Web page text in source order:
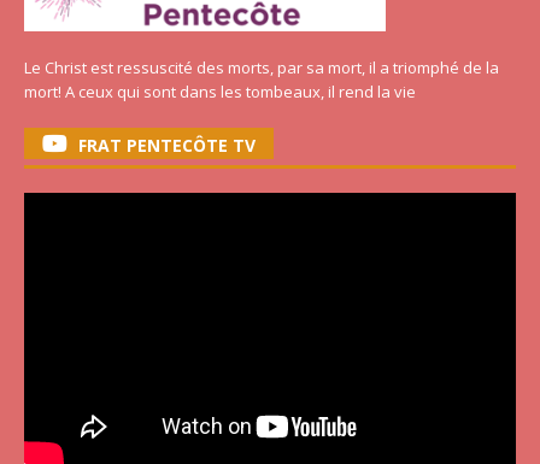
Le Christ est ressuscité des morts, par sa mort, il a triomphé de la
mort! A ceux qui sont dans les tombeaux, il rend la vie
FRAT PENTECÔTE TV